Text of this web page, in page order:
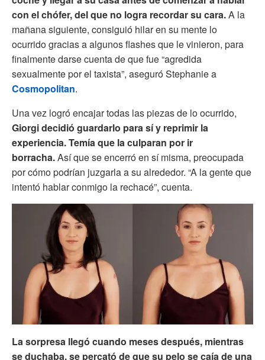
con el chófer, del que no logra recordar su cara.A la
mañana siguiente, consiguió hilar en su mente lo
ocurrido gracias a algunos flashes que le vinieron, para
finalmente darse cuenta de que fue “agredida
sexualmente por el taxista”, aseguró Stephanie a
Cosmopolitan.
Una vez logró encajar todas las piezas de lo ocurrido,
Giorgi decidió guardarlo para sí y reprimir la
experiencia. Temía que la culparan por ir
borracha.Así que se encerró en sí misma, preocupada
por cómo podrían juzgarla a su alrededor. “A la gente que
intentó hablar conmigo la rechacé”, cuenta.
La sorpresa llegó cuando meses después, mientras
se duchaba, se percató de que su pelo se caía de una